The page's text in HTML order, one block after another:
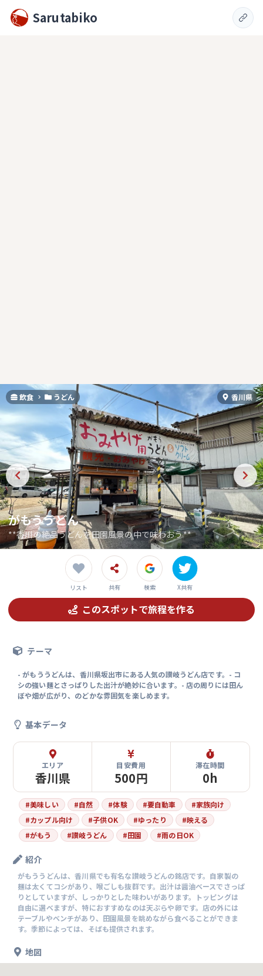
Sarutabiko
飲食 うどん 香川県
がもううどん
**香川の絶品うどんを田園風景の中で味わおう**
リスト 共有 検索 X共有
このスポットで旅程を作る
テーマ
- がもううどんは、香川県坂出市にある人気の讃岐うどん店です。- コ
シの強い麺とさっぱりした出汁が絶妙に合います。- 店の周りには田ん
ぼや畑が広がり、のどかな雰囲気を楽しめます。
基本データ
エリア
香川県
目安費用
500円
滞在時間
0h
#美味しい #自然 #体験 #要自動車 #家族向け
#カップル向け #子供OK #ゆったり #映える
#がもう #讃岐うどん #田園 #雨の日OK
紹介
がもううどんは、香川県でも有名な讃岐うどんの銘店です。自家製の
麺は太くてコシがあり、喉ごしも抜群です。出汁は醤油ベースでさっぱ
りとしていますが、しっかりとした味わいがあります。トッピングは
自由に選べますが、特におすすめなのは天ぷらや卵です。店の外には
テーブルやベンチがあり、田園風景を眺めながら食べることができま
す。季節によっては、そばも提供されます。
地図